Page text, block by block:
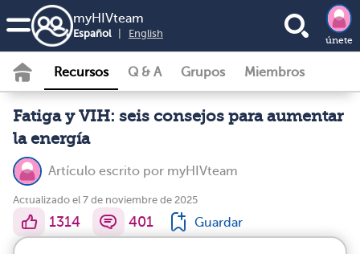
myHIVteam
Español| English
únete
Recursos Q & A Grupos Miembros
Fatiga y VIH: seis consejos para aumentar
la energía
Artículo escrito por myHIVteam
Actualizado el 7 de noviembre de 2025
1314 401 Guardar